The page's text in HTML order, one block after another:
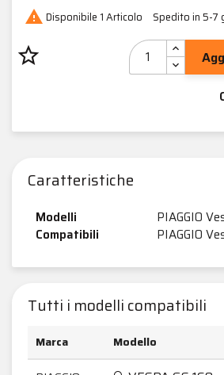
 Disponibile 1 Articolo Spedito in 5-7
star_border
Caratteristiche
Modelli
Compatibili
PIAGGIO
PIAGGIO
Tutti i modelli compatibili
Marca Modello